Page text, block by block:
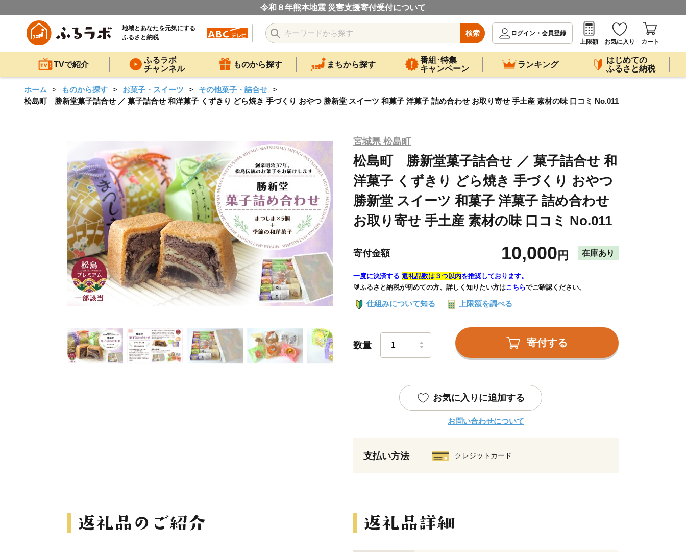
令和８年熊本地震 災害支援寄付受付について
地域とあなたを元気にする
ふるさと納税
検索
ログイン・会員登録
上限額
お気に入り カート
TVで紹介
ふるラボ
チャンネル
ものから探す まちから探す
番組･特集
キャンペーン
ランキング
はじめての
ふるさと納税
ホーム ものから探す お菓子・スイーツ
その他菓子・詰合せ
松島町 勝新堂菓子詰合せ ／ 菓子詰合せ 和洋菓子 くずきり どら焼き 手づくり おやつ 勝新堂 スイーツ 和菓子 洋菓子 詰め合わせ お取り寄せ 手土産 素材の味 口コミ No.011
宮城県 松島町
松島町 勝新堂菓子詰合せ ／ 菓子詰合せ 和
洋菓子 くずきり どら焼き 手づくり おやつ
勝新堂 スイーツ 和菓子 洋菓子 詰め合わせ
お取り寄せ 手土産 素材の味 口コミ No.011
寄付金額 10,000 円 在庫あり
一度に決済する 返礼品数は３つ以内を推奨しております。
🔰ふるさと納税が初めての方、詳しく知りたい方はこちらでご確認ください。
仕組みについて知る 上限額を調べる
数量 寄付する
お気に入りに追加する
お問い合わせについて
支払い方法 クレジットカード